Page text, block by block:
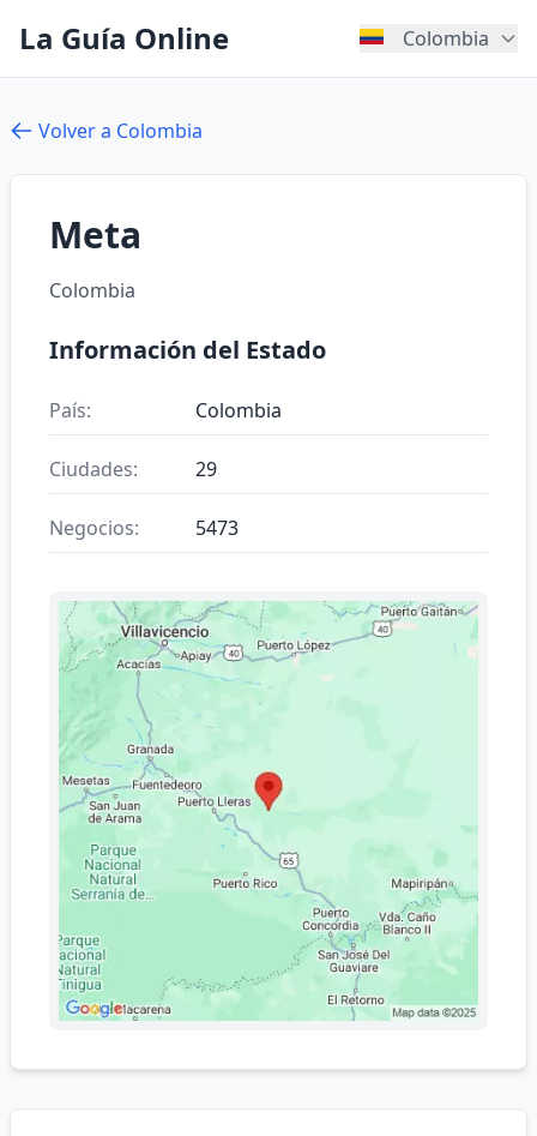
La Guía Online Colombia
Volver a Colombia
Meta
Colombia
Información del Estado
País: Colombia
Ciudades: 29
Negocios: 5473